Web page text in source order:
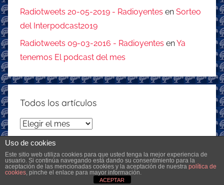
Radiotweets 20-05-2019 - Radioyentes en Sorteo
del Interpodcast2019
Radiotweets 09-03-2016 - Radioyentes enYa
tenemos El podcast del mes
Todos los artículos
Todos
los
artículos
Tema para WordPress: Donovan de ThemeZee.
Uso de cookies
Este sitio web utiliza cookies para que usted tenga la mejor experiencia de
usuario. Si continúa navegando está dando su consentimiento para la
aceptación de las mencionadas cookies y la aceptación de nuestra política de
cookies, pinche el enlace para mayor información.
ACEPTAR